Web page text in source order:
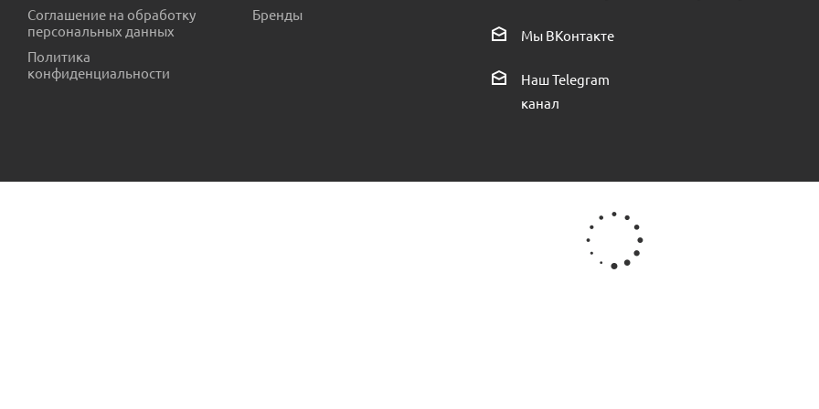
Соглашение на обработку
персональных данных
Политика
конфиденциальности
Бренды
Мы ВКонтакте
Наш Telegram
канал